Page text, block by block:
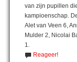
van zijn pupillen
kampioenschap.
Alet van Veen 6,
Mulder 2, Nicolai
1.
Reageer!